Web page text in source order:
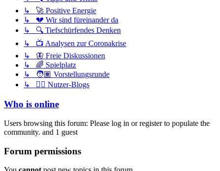
↳ 🚀 Positive Energie
↳ 💔 Wir sind füreinander da
↳ 🔍 Tiefschürfendes Denken
↳ 📺 Analysen zur Coronakrise
↳ 🦋 Freie Diskussionen
↳ 🌈 Spielplatz
↳ 🧑🏽 Vorstellungsrunde
↳ ✍🏽 Nutzer-Blogs
Who is online
Users browsing this forum: Please log in or register to populate the
community. and 1 guest
Forum permissions